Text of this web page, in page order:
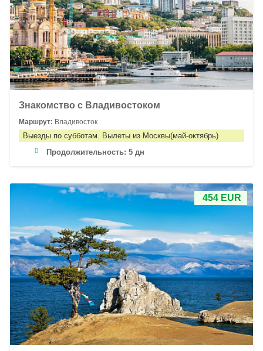
Знакомство с Владивостоком
Маршрут: Владивосток
Выезды по субботам. Вылеты из Москвы(май-октябрь)
Продолжительность: 5 дн
454 EUR